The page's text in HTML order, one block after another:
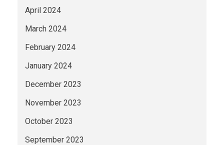
April 2024
March 2024
February 2024
January 2024
December 2023
November 2023
October 2023
September 2023